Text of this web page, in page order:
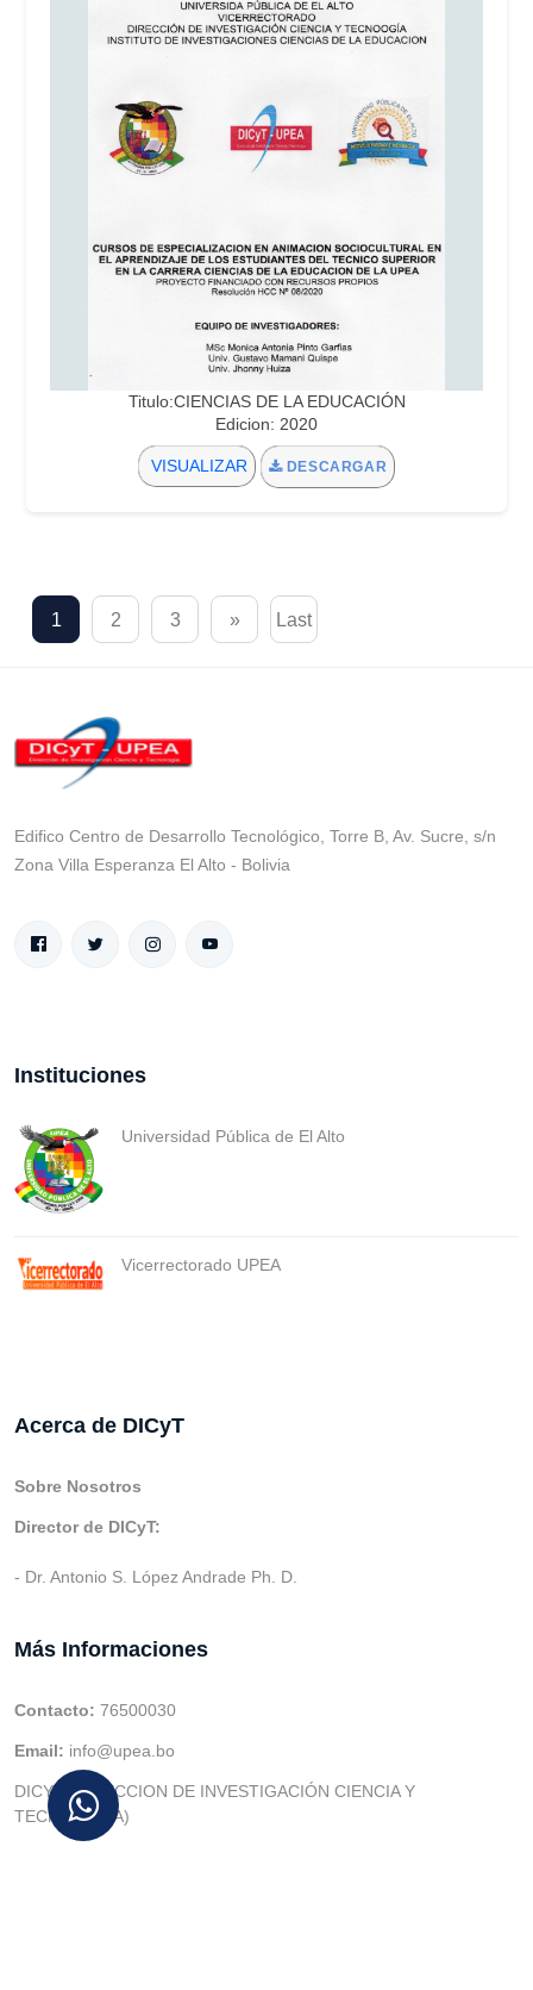
Titulo:CIENCIAS DE LA EDUCACIÓN
Edicion: 2020
VISUALIZAR DESCARGAR
1 2 3 » Last
Edifico Centro de Desarrollo Tecnológico, Torre B, Av. Sucre, s/n
Zona Villa Esperanza El Alto - Bolivia
Instituciones
Universidad Pública de El Alto
Vicerrectorado UPEA
Acerca de DICyT
Sobre Nosotros
Director de DICyT:
- Dr. Antonio S. López Andrade Ph. D.
Más Informaciones
Contacto: 76500030
Email: info@upea.bo
DICYT (DIRECCION DE INVESTIGACIÓN CIENCIA Y
TECNOLOGIA)